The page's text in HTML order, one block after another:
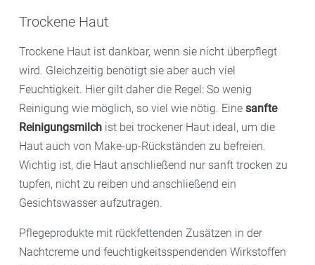
Trockene Haut
Trockene Haut ist dankbar, wenn sie nicht überpflegt
wird. Gleichzeitig benötigt sie aber auch viel
Feuchtigkeit. Hier gilt daher die Regel: So wenig
Reinigung wie möglich, so viel wie nötig. Eine sanfte
Reinigungsmilch ist bei trockener Haut ideal, um die
Haut auch von Make-up-Rückständen zu befreien.
Wichtig ist, die Haut anschließend nur sanft trocken zu
tupfen, nicht zu reiben und anschließend ein
Gesichtswasser aufzutragen.
Pflegeprodukte mit rückfettenden Zusätzen in der
Nachtcreme und feuchtigkeitsspendenden Wirkstoffen